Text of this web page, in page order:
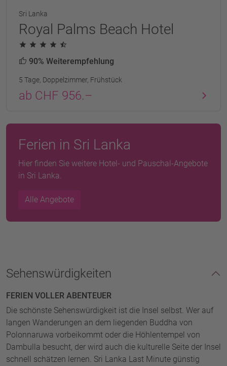
Sri Lanka
Royal Palms Beach Hotel
90% Weiterempfehlung
5 Tage, Doppelzimmer, Frühstück
ab CHF 956.–
Ferien in Sri Lanka
Hier finden Sie weitere Hotel- und Pauschal-Angebote
in Sri Lanka.
Alle Angebote
Sehenswürdigkeiten
FERIEN VOLLER ABENTEUER
Die schönste Sehenswürdigkeit ist die Insel selbst. Wer auf
langen Wanderungen an dem liegenden Buddha von
Polonnaruwa vorbeikommt oder die Höhlentempel von
Dambulla besucht, der wird auch die kulturelle Seite der Insel
schnell schätzen lernen. Sri Lanka Last Minute günstig